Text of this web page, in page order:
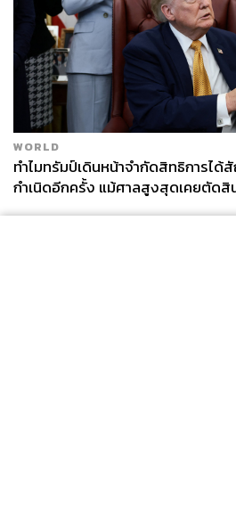
WORLD
ทำไมทรัมป์เดินหน้าจำกัดสิทธิการได้
กำเนิดอีกครั้ง แม้ศาลสูงสุดเคยตัดสิ